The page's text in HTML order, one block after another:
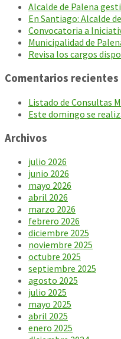
Alcalde de Palena
En Santiago: Alcalde
Convocatoria a
Municipalidad de
Revisa los cargos
Comentarios recientes
Listado de Consultas
Este domingo se
Archivos
julio 2026
junio 2026
mayo 2026
abril 2026
marzo 2026
febrero 2026
diciembre 2025
noviembre 2025
octubre 2025
septiembre 2025
agosto 2025
julio 2025
mayo 2025
abril 2025
enero 2025